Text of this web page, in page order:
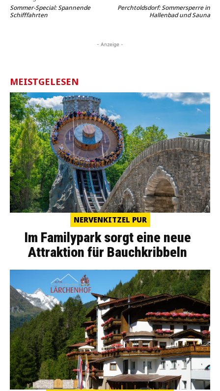
Sommer-Special: Spannende
Schifffahrten
Perchtoldsdorf: Sommersperre in
Hallenbad und Sauna
- Anzeige -
MEISTGELESEN
NERVENKITZEL PUR
Im Familypark sorgt eine neue
Attraktion für Bauchkribbeln